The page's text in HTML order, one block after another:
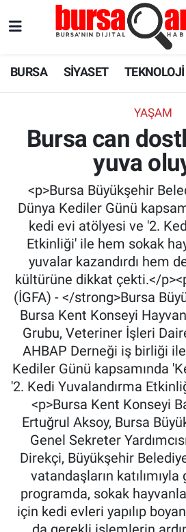
BURSA SİYASET TEKNOLOJİ
YAŞAM
Bursa can
yuva
<p>Bursa Büyükşehir
Dünya Kediler Günü
kedi evi atölyesi ve '2.
Etkinliği' ile hem sokak
yuvalar kazandırdı hem
kültürüne dikkat çekti.</
(İGFA) - </strong>Bursa
Bursa Kent Konseyi
Grubu, Veteriner İşleri
AHBAP Derneği iş birliği
Kediler Günü kapsamında
'2. Kedi Yuvalandırma
<p>Bursa Kent Konseyi
Ertuğrul Aksoy, Bursa
Genel Sekreter
Direkçi, Büyükşehir
vatandaşların
programda, sokak
için kedi evleri yapılıp
EKONOMİ
SAĞLIK
ASTROLOJİ
BLOG
Süper Lig Puan Durumu ve
Tüm Manşetler
Son Dakika Haberleri
Haber Arşivi